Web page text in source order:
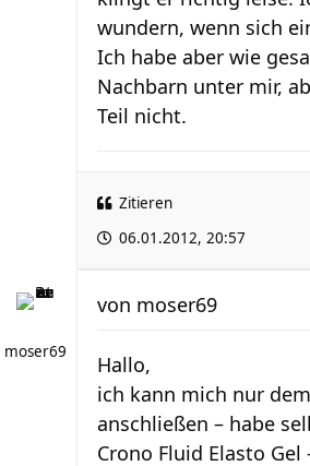
wundern, wenn sich
Ich habe aber wie
Nachbarn unter mir,
Teil nicht.
Zitieren
06.01.2012, 20:57
moser69
von moser69
Hallo,
ich kann mich nur
anschließen – habe
Crono Fluid Elasto Gel